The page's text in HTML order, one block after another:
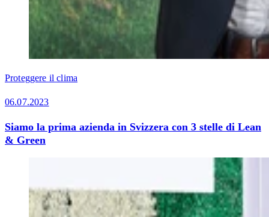
Proteggere il clima
06.07.2023
Siamo la prima azienda in Svizzera con 3 stelle di Lean
& Green